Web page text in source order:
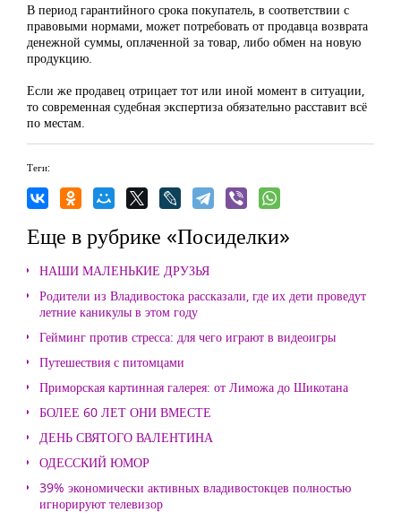
В период гарантийного срока покупатель, в соответствии с
правовыми нормами, может потребовать от продавца возврата
денежной суммы, оплаченной за товар, либо обмен на новую
продукцию.
Если же продавец отрицает тот или иной момент в ситуации,
то современная судебная экспертиза обязательно расставит всё
по местам.
Теги:
Еще в рубрике «Посиделки»
НАШИ МАЛЕНЬКИЕ ДРУЗЬЯ
Родители из Владивостока рассказали, где их дети проведут
летние каникулы в этом году
Гейминг против стресса: для чего играют в видеоигры
Путешествия с питомцами
Приморская картинная галерея: от Лиможа до Шикотана
БОЛЕЕ 60 ЛЕТ ОНИ ВМЕСТЕ
ДЕНЬ СВЯТОГО ВАЛЕНТИНА
ОДЕССКИЙ ЮМОР
39% экономически активных владивостокцев полностью
игнорируют телевизор